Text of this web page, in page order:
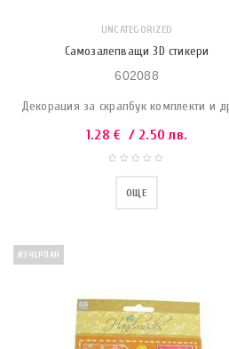
UNCATEGORIZED
Самозалепващи 3D стикери
602088
Декорация за скрапбук комплекти и
1.28€ / 2.50 лв.
ОЩЕ
ИЗЧЕРПАН